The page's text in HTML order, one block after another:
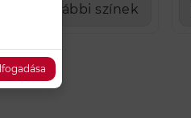
további színek